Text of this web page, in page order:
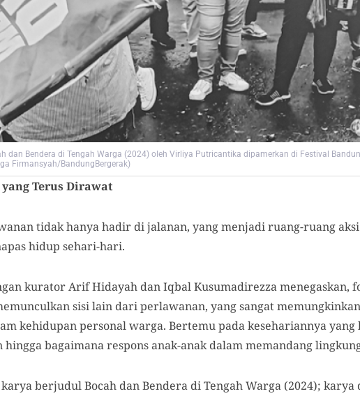
dan Bendera di Tengah Warga (2024) oleh Virliya Putricantika dipamerkan di Festival
Firmansyah/BandungBergerak)
Terus Dirawat
tidak hanya hadir di jalanan, yang menjadi ruang-ruang
hidup sehari-hari.
kurator Arif Hidayah dan Iqbal Kusumadirezza menegaskan,
sisi lain dari perlawanan, yang sangat
kehidupan personal warga. Bertemu pada kesehariannya
bagaimana respons anak-anak dalam memandang
berjudul Bocah dan Bendera di Tengah Warga (2024); karya